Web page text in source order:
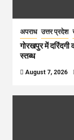
अपराध उत्तर प्रदेश
गोरखपुर में दरिंदगी
स्तब्ध
August 7, 2026